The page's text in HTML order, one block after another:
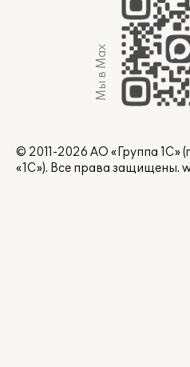
Мы в Max
© 2011-2026 АО «Группа
«1С»). Все права защищены.